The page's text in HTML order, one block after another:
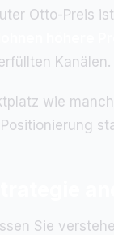
Otto-Preis
Kanälen.
wie
Sie